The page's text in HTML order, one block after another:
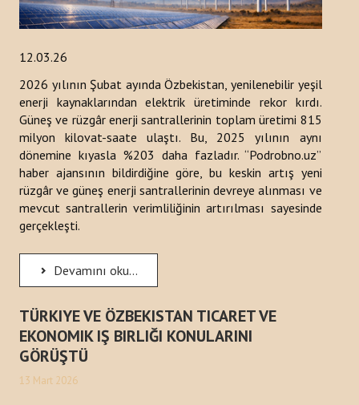
12.03.26
2026 yılının Şubat ayında Özbekistan, yenilenebilir yeşil
enerji kaynaklarından elektrik üretiminde rekor kırdı.
Güneş ve rüzgâr enerji santrallerinin toplam üretimi 815
milyon kilovat-saate ulaştı. Bu, 2025 yılının aynı
dönemine kıyasla %203 daha fazladır. “Podrobno.uz”
haber ajansının bildirdiğine göre, bu keskin artış yeni
rüzgâr ve güneş enerji santrallerinin devreye alınması ve
mevcut santrallerin verimliliğinin artırılması sayesinde
gerçekleşti.
Devamını oku...
TÜRKIYE VE ÖZBEKISTAN TICARET VE
EKONOMIK IŞ BIRLIĞI KONULARINI
GÖRÜŞTÜ
13 Mart 2026